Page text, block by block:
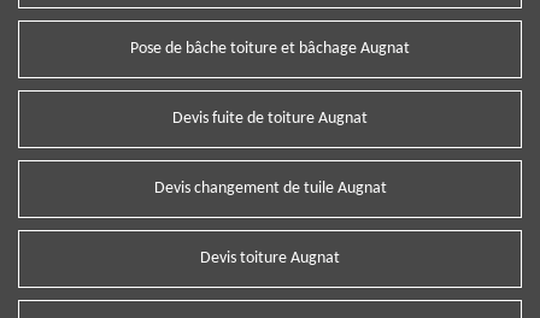
Pose de bâche toiture et bâchage Augnat
Devis fuite de toiture Augnat
Devis changement de tuile Augnat
Devis toiture Augnat